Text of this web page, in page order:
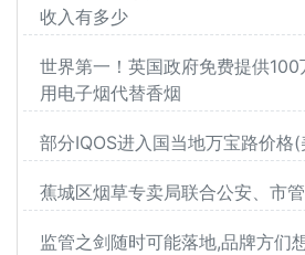
收入有多少
世界第一！英国政府免费提供
用电子烟代替香烟
部分IQOS进入国当地万宝路价格(
蕉城区烟草专卖局联合公安、市
监管之剑随时可能落地,品牌方们